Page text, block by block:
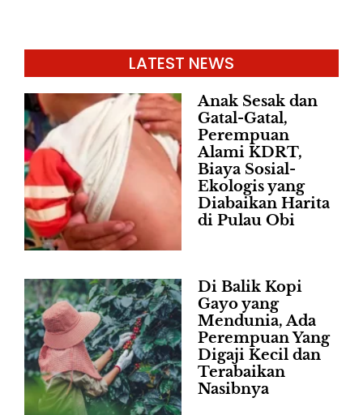
LATEST NEWS
Anak Sesak dan
Gatal-Gatal,
Perempuan
Alami KDRT,
Biaya Sosial-
Ekologis yang
Diabaikan Harita
di Pulau Obi
Di Balik Kopi
Gayo yang
Mendunia, Ada
Perempuan Yang
Digaji Kecil dan
Terabaikan
Nasibnya